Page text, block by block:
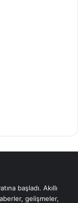
başladı. Akıllı
gelişmeler,